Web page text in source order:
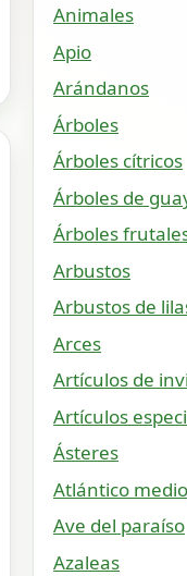
Animales
Apio
Arándanos
Árboles
Árboles cítricos
Árboles de
Árboles
Arbustos
Arbustos de
Arces
Artículos de
Artículos
Ásteres
Atlántico medio
Ave del paraíso
Azaleas